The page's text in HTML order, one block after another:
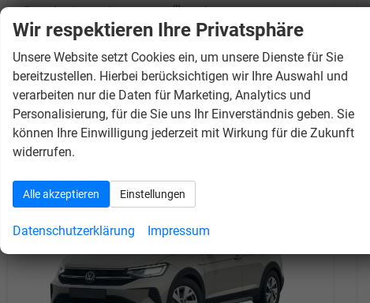
Leistung 85 kW (116 PS) Kilometerstand 20 km
24.190,– €
incl. 19% MwSt.
Verbrauch kombiniert:5,70 l/100km
CO 2-Klasse: D
CO2-Emissionen:130,00 g/km
Wir respektieren Ihre Privatsphäre
Unsere Website setzt Cookies ein, um unsere Dienste für Sie
bereitzustellen. Hierbei berücksichtigen wir Ihre Auswahl und
verarbeiten nur die Daten für Marketing, Analytics und
Personalisierung, für die Sie uns Ihr Einverständnis geben. Sie
können Ihre Einwilligung jederzeit mit Wirkung für die Zukunft
widerrufen.
Alle akzeptieren Einstellungen
Datenschutzerklärung Impressum